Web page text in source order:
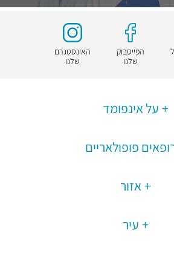
הפייסבוק
שלנו
האינסטגרם
שלנו
על אינפומד
פופולאריים
אזור
עיר